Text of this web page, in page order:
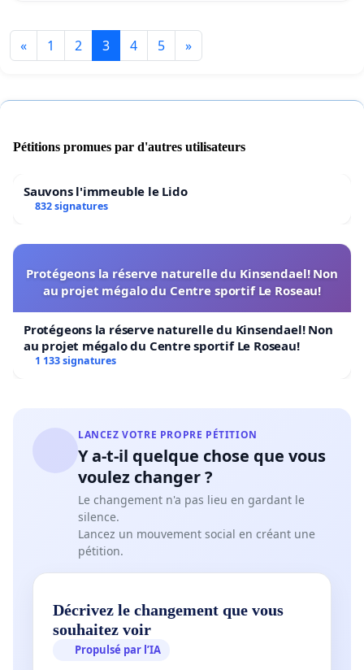
« 1 2 3 4 5 »
Pétitions promues par d'autres utilisateurs
Sauvons l'immeuble le Lido
832 signatures
Protégeons la réserve naturelle du Kinsendael! Non
au projet mégalo du Centre sportif Le Roseau!
Protégeons la réserve naturelle du Kinsendael! Non
au projet mégalo du Centre sportif Le Roseau!
1 133 signatures
LANCEZ VOTRE PROPRE PÉTITION
Y a-t-il quelque chose que vous
voulez changer ?
Le changement n'a pas lieu en gardant le
silence.
Lancez un mouvement social en créant une
pétition.
Décrivez le changement que vous
souhaitez voir
Propulsé par l’IA